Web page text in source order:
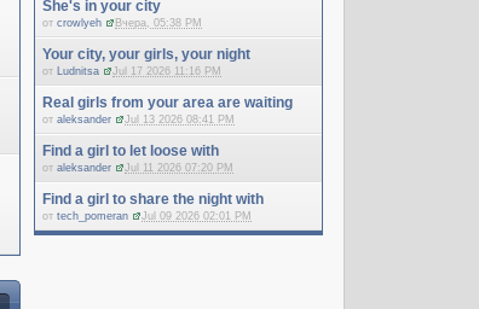
She's in your city
отcrowlyeh Вчера, 05:38 PM
Your city, your girls, your night
от Ludnitsa Jul 17 2026 11:16 PM
Real girls from your area are waiting
отaleksander Jul 13 2026 08:41 PM
Find a girl to let loose with
отaleksander Jul 11 2026 07:20 PM
Find a girl to share the night with
отtech_pomeran Jul 09 2026 02:01 PM